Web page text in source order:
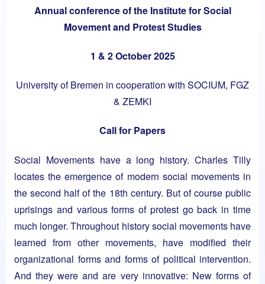
Annual conference of the Institute for Social
Movement and Protest Studies
1 & 2 October 2025
University of Bremen in cooperation with SOCIUM, FGZ
& ZEMKI
Call for Papers
Social Movements have a long history. Charles Tilly
locates the emergence of modern social movements in
the second half of the 18th century. But of course public
uprisings and various forms of protest go back in time
much longer. Throughout history social movements have
learned from other movements, have modified their
organizational forms and forms of political intervention.
And they were and are very innovative: New forms of